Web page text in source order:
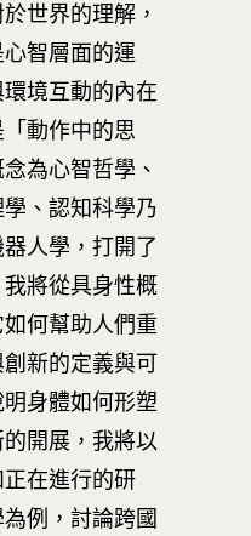
世界的理解，
智層面的運
境互動的內在
動作中的思
為心智哲學、
、認知科學乃
人學，打開了
將從具身性概
何幫助人們重
新的定義與可
身體如何形塑
開展，我將以
在進行的研
例，討論跨國